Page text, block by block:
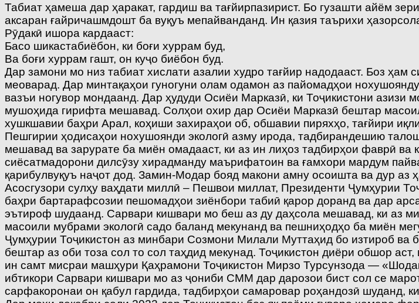
Табиат ҳамеша дар ҳаракат, гардиш ва тағйирпазирист. Бо гузашти айём
аксаран ғайричашмдошт ба вуқуъ мепайванданд. Ин қазия таърихи
Рӯдакӣ ишора кардааст:
Басо шикастабиёбон, ки боғи хуррам буд,
Ва боғи хуррам гашт, он куҷо биёбон буд.
Дар замони мо низ табиат хислати азалии худро тағйир надодааст. Боз
меоварад. Дар минтақаҳои гуногуни олам одамон аз пайомадҳои
вазъи ногувор мондаанд. Дар ҳудуди Осиёи Марказӣ, ки Тоҷикистони азизи
мушоҳида гирифта мешавад. Солҳои охир дар Осиёи Марказӣ бештар
хушкшавии баҳри Арал, коҳиши захираҳои об, обшавии пиряхҳо, тағйири
Пешгирии ҳодисаҳои нохушоянди экологӣ азму ирода, тадбирандешию
мешавад ва зарурате ба миён омадааст, ки аз ин лиҳоз тадбирҳои фаврӣ
сиёсатмадорони дилсӯзу хирадманду маърифатоин ва ғамхори мардум
қарибулвуқуъ наҷот дод. Замин-Модар бояд макони амну осоишта ва дур
Асосгузори сулҳу ваҳдати миллӣ – Пешвои миллат, Президенти Ҷумҳурии
баҳри бартарафсозии пешомадҳои зиёнбори табиӣ қарор доранд ва дар
эътироф шудаанд. Сарвари кишвари мо беш аз ду даҳсола мешавад, ки аз
масоили мубрами экологӣ садо баланд мекунанд ва пешниҳодҳо ба миён
Ҷумҳурии Тоҷикистон аз минбари Созмони Милали Муттаҳид бо изтироб ва
бештар аз оби тоза сол то сол таҳдид мекунад. Тоҷикистон диёри обшор
ин самт мисраи машҳури Қаҳрамони Тоҷикистон Мирзо Турсунзода —
ибтикори Сарвари кишвари мо аз ҷониби СММ дар дарозои бист сол се
сарфакоронаи он қабул гардида, тадбирҳои самаровар роҳандозӣ шуданд,